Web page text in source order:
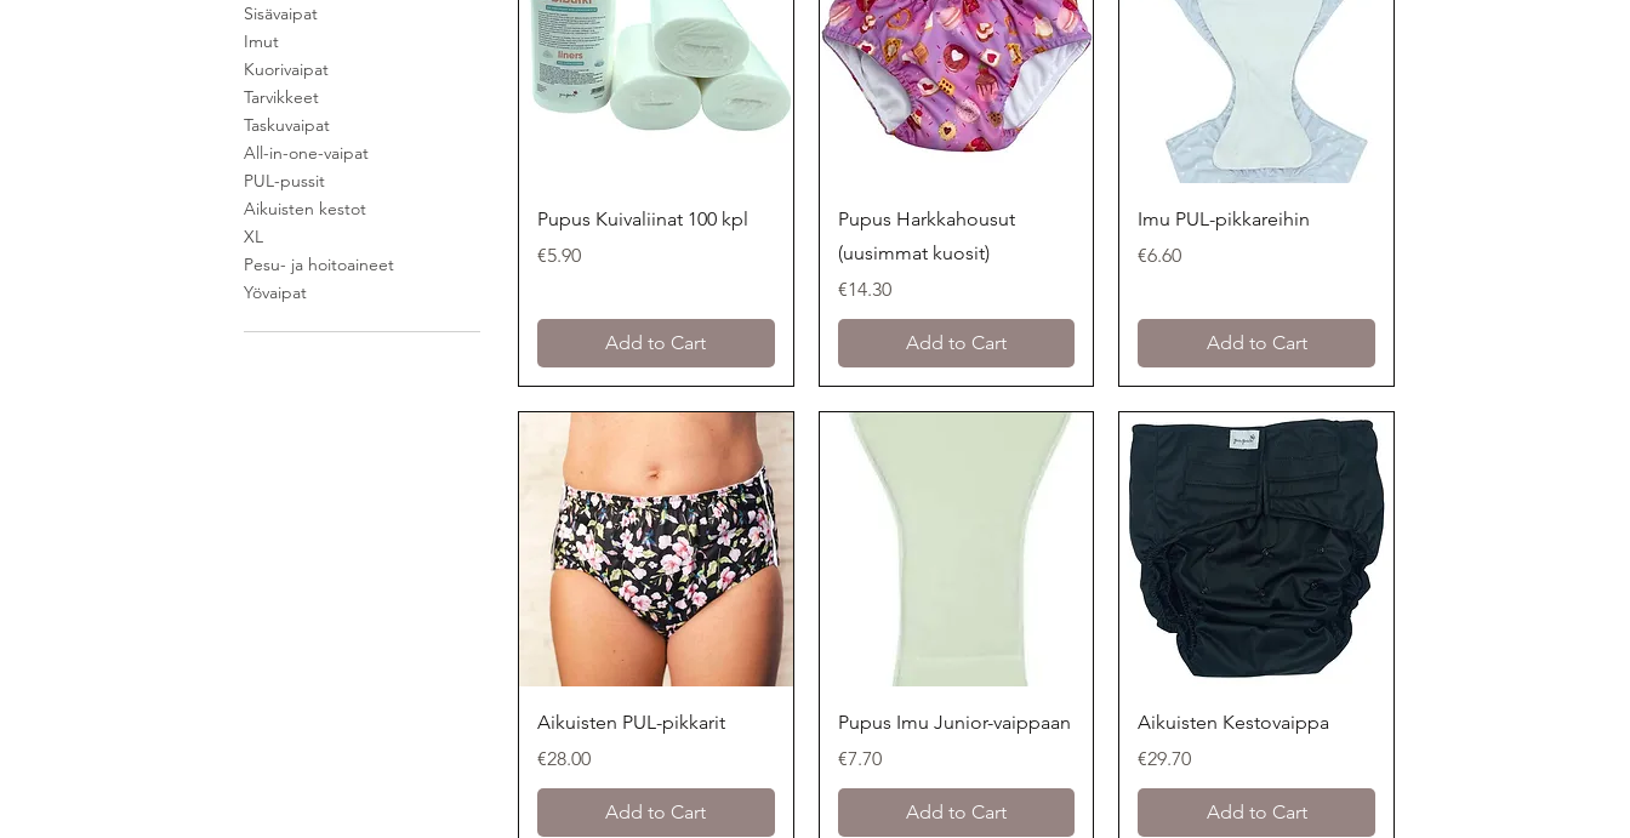
Sisävaipat
Imut
Kuorivaipat
Tarvikkeet
Taskuvaipat
All-in-one-vaipat
PUL-pussit
Aikuisten kestot
XL
Pesu- ja hoitoaineet
Yövaipat
Quick View
Pupus Kuivaliinat 100 kpl
Price
€5.90
Add to Cart
Quick View
Pupus Harkkahousut
(uusimmat kuosit)
Price
€14.30
Add to Cart
Quick View
Imu PUL-pikkareihin
Price
€6.60
Add to Cart
Quick View
Aikuisten PUL-pikkarit
Price
€28.00
Add to Cart
Quick View
Pupus Imu Junior-vaippaan
Price
€7.70
Add to Cart
Quick View
Aikuisten Kestovaippa
Price
€29.70
Add to Cart